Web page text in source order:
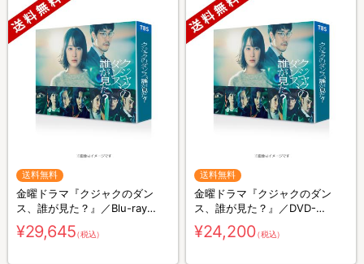
送料無料
金曜ドラマ『クジャクのダン
ス、誰が見た？』／Blu-ray
BOX（送料無料・4枚組）
¥29,645（税込）
送料無料
金曜ドラマ『クジャクのダン
ス、誰が見た？』／DVD-
BOX（送料無料・6枚組）
¥24,200（税込）